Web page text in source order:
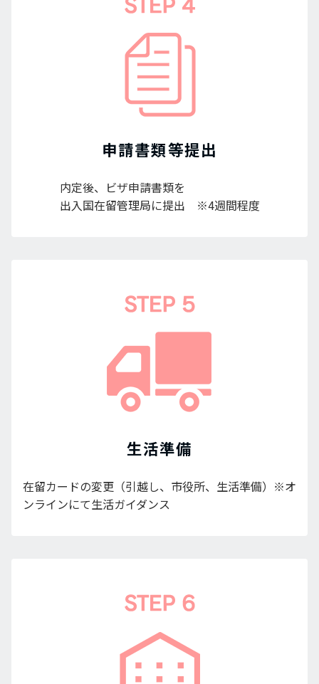
申請書類等提出
内定後、ビザ申請書類を
出入国在留管理局に提出 ※4週間程度
生活準備
在留カードの変更（引越し、市役所、生活準備）※オ
ンラインにて生活ガイダンス